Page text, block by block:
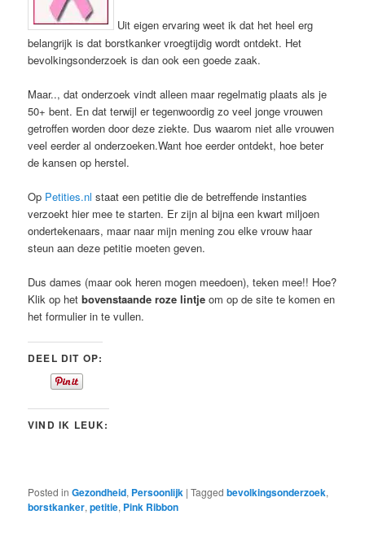
Uit eigen ervaring weet ik dat het heel erg
belangrijk is dat borstkanker vroegtijdig wordt ontdekt. Het
bevolkingsonderzoek is dan ook een goede zaak.
Maar.., dat onderzoek vindt alleen maar regelmatig plaats als je
50+ bent. En dat terwijl er tegenwoordig zo veel jonge vrouwen
getroffen worden door deze ziekte. Dus waarom niet alle vrouwen
veel eerder al onderzoeken.Want hoe eerder ontdekt, hoe beter
de kansen op herstel.
Op Petities.nl staat een petitie die de betreffende instanties
verzoekt hier mee te starten. Er zijn al bijna een kwart miljoen
ondertekenaars, maar naar mijn mening zou elke vrouw haar
steun aan deze petitie moeten geven.
Dus dames (maar ook heren mogen meedoen), teken mee!! Hoe?
Klik op het bovenstaande roze lintje om op de site te komen en
het formulier in te vullen.
DEEL DIT OP:
VIND IK LEUK:
Posted in Gezondheid, Persoonlijk |Tagged bevolkingsonderzoek,
borstkanker,petitie, Pink Ribbon